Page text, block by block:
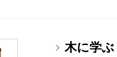
木に学ぶ